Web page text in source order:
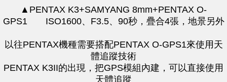
▲PENTAX K3+SAMYANG 8mm+PENTAX O-
GPS1 ISO1600、F3.5、90秒，疊合4張，地景另外
以往PENTAX機種需要搭配PENTAX O-GPS1來使用天
體追蹤技術
PENTAX K3II的出現，把GPS模組內建，可以直接使用
天體追蹤